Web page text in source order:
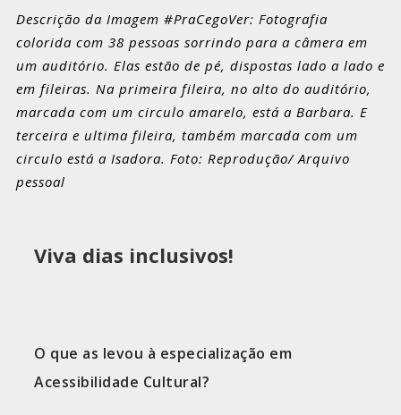
Descrição da Imagem #PraCegoVer: Fotografia
colorida com 38 pessoas sorrindo para a câmera em
um auditório. Elas estão de pé, dispostas lado a lado e
em fileiras. Na primeira fileira, no alto do auditório,
marcada com um circulo amarelo, está a Barbara. E
terceira e ultima fileira, também marcada com um
circulo está a Isadora. Foto: Reprodução/ Arquivo
pessoal
Viva dias inclusivos!
O que as levou à especialização em
Acessibilidade Cultural?